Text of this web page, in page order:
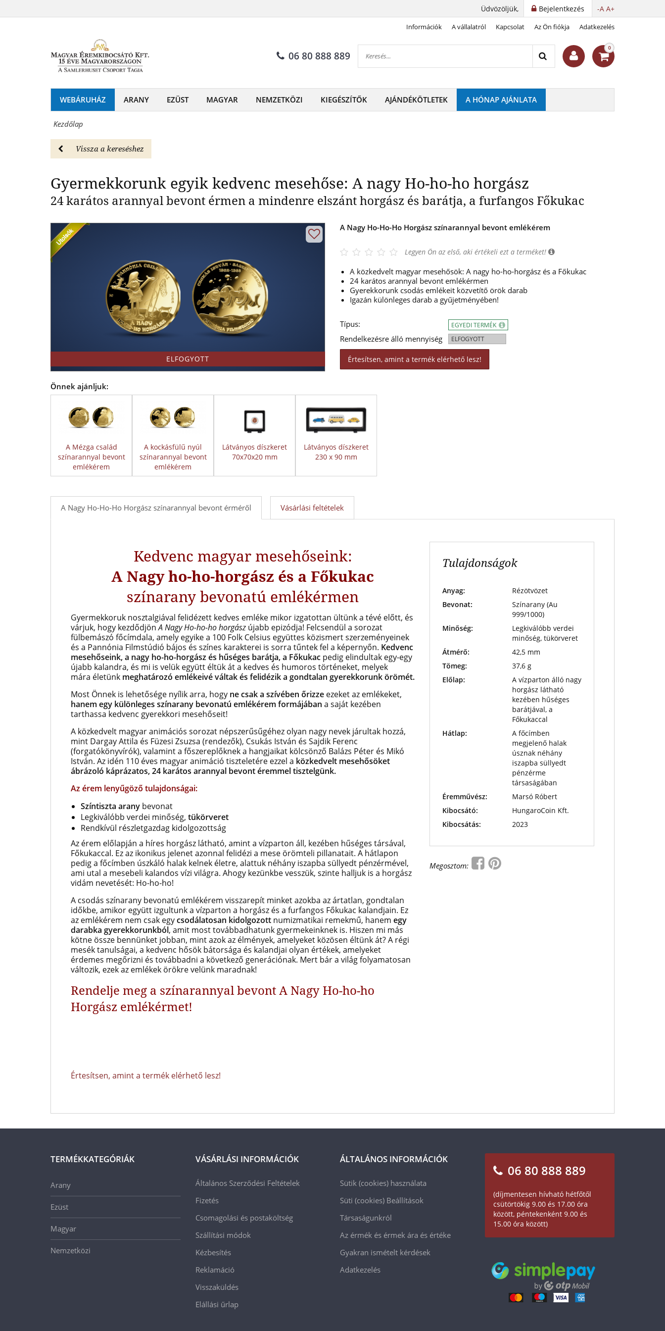
-
Nagy
Ho-
Ho-
Ho
emlékérem
Magyar
Kft.
-A A+
Bejelentkezés
Üdvözöljük,
Információk A vállalatról Kapcsolat Az Ön fiókja Adatkezelés
06 80 888 889
0
WEBÁRUHÁZ ARANY EZÜST MAGYAR NEMZETKÖZI KIEGÉSZÍTŐK AJÁNDÉKÖTLETEK A HÓNAP AJÁNLATA
Kezdőlap
Vissza a kereséshez
Gyermekkorunk egyik kedvenc mesehőse: A nagy Ho-ho-ho horgász
24 karátos arannyal bevont érmen a mindenre elszánt horgász és barátja, a furfangos Főkukac
ELFOGYOTT
A Nagy Ho-Ho-Ho Horgász színarannyal bevont emlékérem
Legyen Ön az első, aki értékeli ezt a terméket!
A közkedvelt magyar mesehősök: A nagy ho-ho-horgász és a Főkukac
24 karátos arannyal bevont emlékérmen
Gyerekkorunk csodás emlékeit közvetítő örök darab
Igazán különleges darab a gyűjetményében!
Típus:
Rendelkezésre álló mennyiség
EGYEDI TERMÉK
ELFOGYOTT
Értesítsen, amint a termék elérhető lesz!
Önnek ajánljuk:
A Mézga család
színarannyal bevont
emlékérem
A kockásfülű nyúl
színarannyal bevont
emlékérem
Látványos díszkeret
70x70x20 mm
Látványos díszkeret
230 x 90 mm
A Nagy Ho-Ho-Ho Horgász színarannyal bevont érméről Vásárlási feltételek
Kedvenc magyar mesehőseink:
A Nagy ho-ho-horgász és a Főkukac
színarany bevonatú emlékérmen
Gyermekkoruk nosztalgiával felidézett kedves emléke mikor izgatottan ültünk a tévé előtt, és
várjuk, hogy kezdődjönA Nagy Ho-ho-ho horgász újabb epizódja! Felcsendül a sorozat
fülbemászó főcímdala, amely egyike a 100 Folk Celsius együttes közismert szerzeményeinek
és a Pannónia Filmstúdió bájos és színes karakterei is sorra tűntek fel a képernyőn. Kedvenc
mesehőseink, a nagy ho-ho-horgász és hűséges barátja, a Főkukac pedig elindultak egy-egy
újabb kalandra, és mi is velük együtt éltük át a kedves és humoros történeket, melyek
mára életünk meghatározó emlékeivé váltak és felidézik a gondtalan gyerekkorunk örömét.
Most Önnek is lehetősége nyílik arra, hogy ne csak a szívében őrizze ezeket az emlékeket,
hanem egy különleges színarany bevonatú emlékérem formájában a saját kezében
tarthassa kedvenc gyerekkori mesehőseit!
A közkedvelt magyar animációs sorozat népszerűsűgéhez olyan nagy nevek járultak hozzá,
mint Dargay Attila és Füzesi Zsuzsa (rendezők), Csukás István és Sajdik Ferenc
(forgatókönyvírók), valamint a főszereplőknek a hangjaikat kölcsönző Balázs Péter és Mikó
István. Az idén 110 éves magyar animáció tiszteletére ezzel a közkedvelt mesehősöket
ábrázoló káprázatos,24 karátos arannyal bevont éremmel tisztelgünk.
Az érem lenyűgöző tulajdonságai:
Színtiszta arany bevonat
Legkiválóbb verdei minőség, tükörveret
Rendkívül részletgazdag kidolgozottság
Az érem előlapján a híres horgász látható, amint a vízparton áll, kezében hűséges társával,
Főkukaccal. Ez az ikonikus jelenet azonnal felidézi a mese örömteli pillanatait. A hátlapon
pedig a főcímben úszkáló halak kelnek életre, alattuk néhány iszapba süllyedt pénzérmével,
ami utal a mesebeli kalandos vízi világra. Ahogy kezünkbe vesszük, szinte halljuk is a horgász
vidám nevetését: Ho-ho-ho!
A csodás színarany bevonatú emlékérem visszarepít minket azokba az ártatlan, gondtalan
időkbe, amikor együtt izgultunk a vízparton a horgász és a furfangos Főkukac kalandjain. Ez
az emlékérem nem csak egycsodálatosan kidolgozott numizmatikai remekmű, hanem egy
darabka gyerekkorunkból, amit most továbbadhatunk gyermekeinknek is. Hiszen mi más
kötne össze bennünket jobban, mint azok az élmények, amelyeket közösen éltünk át? A régi
mesék tanulságai, a kedvenc hősök bátorsága és kalandjai olyan értékek, amelyeket
érdemes megőrizni és továbbadni a következő generációnak. Mert bár a világ folyamatosan
változik, ezek az emlékek örökre velünk maradnak!
Rendelje meg a színarannyal bevont A Nagy Ho-ho-ho
Horgász emlékérmet!
Értesítsen, amint a termék elérhető lesz!
Tulajdonságok
Anyag:
Rézötvözet
Bevonat:
Színarany (Au
999/1000)
Minőség:
Legkiválóbb verdei
minőség, tükörveret
Átmérő:
42,5 mm
Tömeg:
37,6 g
Előlap:
A vízparton álló nagy
horgász látható
kezében hűséges
barátjával, a
Főkukaccal
Hátlap:
A főcímben
megjelenő halak
úsznak néhány
iszapba süllyedt
pénzérme
társaságában
Éremművész:
Marsó Róbert
Kibocsátó:
HungaroCoin Kft.
Kibocsátás:
2023
Megosztom:
Gyermekkorunk egyik kedvenc mesehőse: A nagy Ho-ho-ho horgász
TERMÉKKATEGÓRIÁK
Arany
Ezüst
Magyar
Nemzetközi
VÁSÁRLÁSI INFORMÁCIÓK
Általános Szerződési Feltételek
Fizetés
Csomagolási és postaköltség
Szállítási módok
Kézbesítés
Reklamáció
Visszaküldés
Elállási űrlap
ÁLTALÁNOS INFORMÁCIÓK
Sütik (cookies) használata
Süti (cookies) Beállítások
Társaságunkról
Az érmék és érmek ára és értéke
Gyakran ismételt kérdések
Adatkezelés
06 80 888 889
(díjmentesen hívható hétfőtől
csütörtökig 9.00 és 17.00 óra
között, péntekenként 9.00 és
15.00 óra között)
Horgász
Magyar
és
emlékérmek
hivatalos
forgalmazója!